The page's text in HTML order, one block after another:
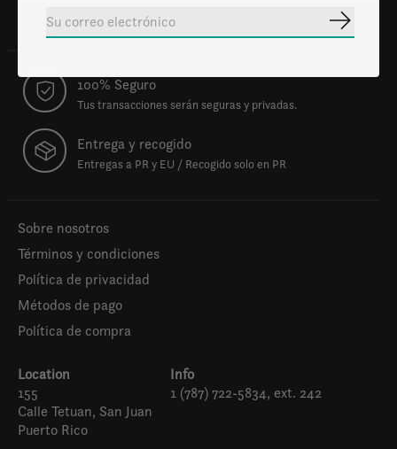
100% Seguro
Tus transacciones serán seguras y privadas.
Entrega y recogido
Entregas a PR y EU / Recogido solo en PR
Sobre nosotros
Términos y condiciones
Política de privacidad
Métodos de pago
Política de compra
Location
155
Calle Tetuan, San Juan
Puerto Rico
Info
1 (787) 722-5834, ext. 242